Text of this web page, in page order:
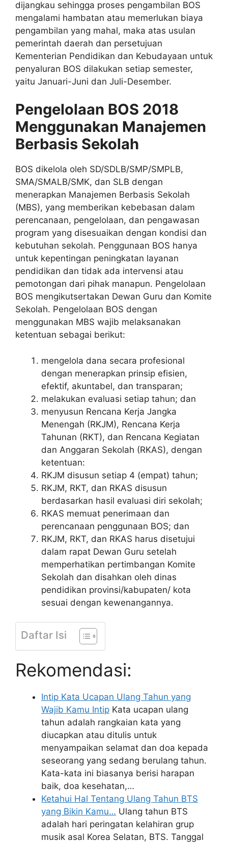
dijangkau sehingga proses pengambilan BOS
mengalami hambatan atau memerlukan biaya
pengambilan yang mahal, maka atas usulan
pemerintah daerah dan persetujuan
Kementerian Pendidikan dan Kebudayaan untuk
penyaluran BOS dilakukan setiap semester,
yaitu Januari-Juni dan Juli-Desember.
Pengelolaan BOS 2018
Menggunakan Manajemen
Berbasis Sekolah
BOS dikelola oleh SD/SDLB/SMP/SMPLB,
SMA/SMALB/SMK, dan SLB dengan
menerapkan Manajemen Berbasis Sekolah
(MBS), yang memberikan kebebasan dalam
perencanaan, pengelolaan, dan pengawasan
program yang disesuaikan dengan kondisi dan
kebutuhan sekolah. Penggunaan BOS hanya
untuk kepentingan peningkatan layanan
pendidikan dan tidak ada intervensi atau
pemotongan dari pihak manapun. Pengelolaan
BOS mengikutsertakan Dewan Guru dan Komite
Sekolah. Pengelolaan BOS dengan
menggunakan MBS wajib melaksanakan
ketentuan sebagai berikut:
mengelola dana secara profesional
dengan menerapkan prinsip efisien,
efektif, akuntabel, dan transparan;
melakukan evaluasi setiap tahun; dan
menyusun Rencana Kerja Jangka
Menengah (RKJM), Rencana Kerja
Tahunan (RKT), dan Rencana Kegiatan
dan Anggaran Sekolah (RKAS), dengan
ketentuan:
RKJM disusun setiap 4 (empat) tahun;
RKJM, RKT, dan RKAS disusun
berdasarkan hasil evaluasi diri sekolah;
RKAS memuat penerimaan dan
perencanaan penggunaan BOS; dan
RKJM, RKT, dan RKAS harus disetujui
dalam rapat Dewan Guru setelah
memperhatikan pertimbangan Komite
Sekolah dan disahkan oleh dinas
pendidikan provinsi/kabupaten/ kota
sesuai dengan kewenangannya.
Daftar Isi
Rekomendasi:
Intip Kata Ucapan Ulang Tahun yang
Wajib Kamu Intip Kata ucapan ulang
tahun adalah rangkaian kata yang
diucapkan atau ditulis untuk
menyampaikan selamat dan doa kepada
seseorang yang sedang berulang tahun.
Kata-kata ini biasanya berisi harapan
baik, doa kesehatan,…
Ketahui Hal Tentang Ulang Tahun BTS
yang Bikin Kamu… Ulang tahun BTS
adalah hari peringatan kelahiran grup
musik asal Korea Selatan, BTS. Tanggal